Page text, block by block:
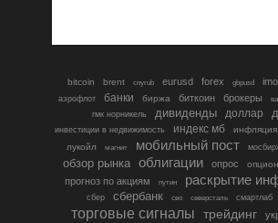
bitcoin brent cnyrub eurusd forex gbpusd
аэрофлот банки биржа биткоин брокеры
гмк норникель
дивиденды доллар
инвестиции в недвижимость индекс мб
инфляция
лукойл
магнит мобильный пост
обзор рынка облигации опрос
прогноз по акциям путин раскрытие
сбер сбербанк сво северсталь смартлаб
торговые сигналы трейдинг